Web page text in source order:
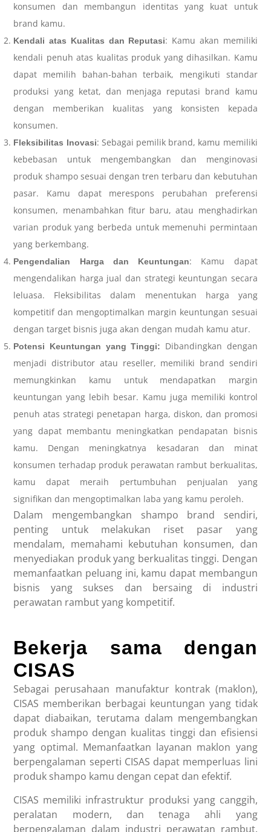
konsumen dan membangun identitas yang kuat untuk
brand kamu.
Kendali atas Kualitas dan Reputasi: Kamu akan memiliki
kendali penuh atas kualitas produk yang dihasilkan. Kamu
dapat memilih bahan-bahan terbaik, mengikuti standar
produksi yang ketat, dan menjaga reputasi brand kamu
dengan memberikan kualitas yang konsisten kepada
konsumen.
Fleksibilitas Inovasi: Sebagai pemilik brand, kamu memiliki
kebebasan untuk mengembangkan dan menginovasi
produk shampo sesuai dengan tren terbaru dan kebutuhan
pasar. Kamu dapat merespons perubahan preferensi
konsumen, menambahkan fitur baru, atau menghadirkan
varian produk yang berbeda untuk memenuhi permintaan
yang berkembang.
Pengendalian Harga dan Keuntungan: Kamu dapat
mengendalikan harga jual dan strategi keuntungan secara
leluasa. Fleksibilitas dalam menentukan harga yang
kompetitif dan mengoptimalkan margin keuntungan sesuai
dengan target bisnis juga akan dengan mudah kamu atur.
Potensi Keuntungan yang Tinggi: Dibandingkan dengan
menjadi distributor atau reseller, memiliki brand sendiri
memungkinkan kamu untuk mendapatkan margin
keuntungan yang lebih besar. Kamu juga memiliki kontrol
penuh atas strategi penetapan harga, diskon, dan promosi
yang dapat membantu meningkatkan pendapatan bisnis
kamu. Dengan meningkatnya kesadaran dan minat
konsumen terhadap produk perawatan rambut berkualitas,
kamu dapat meraih pertumbuhan penjualan yang
signifikan dan mengoptimalkan laba yang kamu peroleh.
Dalam mengembangkan shampo brand sendiri,
penting untuk melakukan riset pasar yang
mendalam, memahami kebutuhan konsumen, dan
menyediakan produk yang berkualitas tinggi. Dengan
memanfaatkan peluang ini, kamu dapat membangun
bisnis yang sukses dan bersaing di industri
perawatan rambut yang kompetitif.
Bekerja sama dengan
CISAS
Sebagai perusahaan manufaktur kontrak (maklon),
CISAS memberikan berbagai keuntungan yang tidak
dapat diabaikan, terutama dalam mengembangkan
produk shampo dengan kualitas tinggi dan efisiensi
yang optimal. Memanfaatkan layanan maklon yang
berpengalaman seperti CISAS dapat memperluas lini
produk shampo kamu dengan cepat dan efektif.
CISAS memiliki infrastruktur produksi yang canggih,
peralatan modern, dan tenaga ahli yang
berpengalaman dalam industri perawatan rambut.